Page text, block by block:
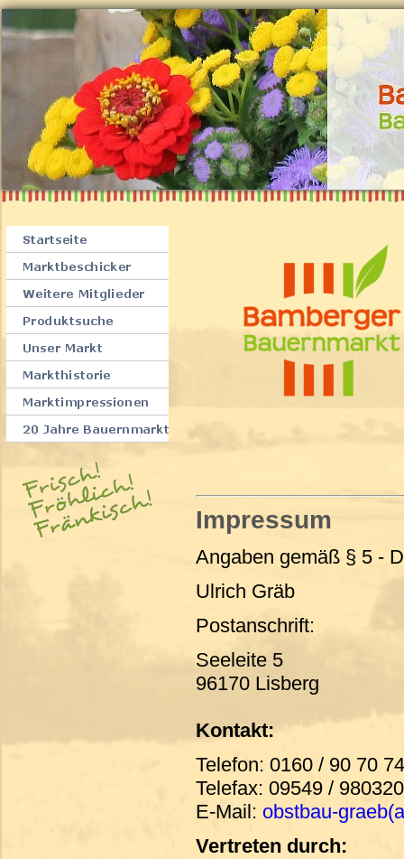
Impressum
Angaben gemäß § 5 -
Ulrich Gräb
Postanschrift:
Seeleite 5
96170 Lisberg
Kontakt:
Telefon: 0160 / 90 70
Telefax: 09549 / 980320
E-Mail: obstbau-
Vertreten durch: